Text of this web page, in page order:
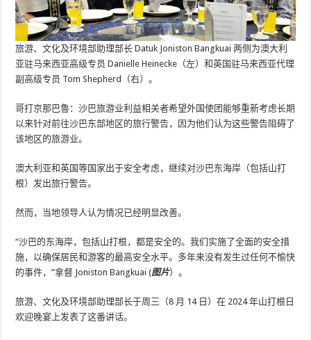
旅游、文化及环境部助理部长 Datuk Joniston Bangkuai 两侧为澳大利
亚驻马来西亚高级专员 Danielle Heinecke（左）和英国驻马来西亚代理
副高级专员 Tom Shepherd（右）。
哥打京那巴鲁：沙巴旅游业利益相关者希望外国使团能够重新考虑长期
以来针对前往沙巴东部地区的旅行警告，因为他们认为这些警告阻碍了
该地区的旅游业。
澳大利亚和英国等国家出于安全考虑，继续对沙巴东海岸（包括山打
根）发出旅行警告。
然而，当地领导人认为情况已经明显改善。
“沙巴的东海岸，包括山打根，都是安全的。我们实施了全面的安全措
施，以确保居民和游客的最高安全水平。多年来没有发生过任何不愉快
的事件，”拿督 Joniston Bangkuai (图片）。
旅游、文化及环境部助理部长于周三（8 月 14 日）在 2024 年山打根日
欢迎晚宴上发表了这番讲话。